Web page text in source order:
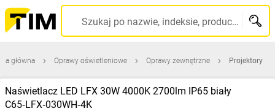
Szukaj po nazwie, indeksie, producencie, kodzie kreskowym...
główna Oprawy oświetleniowe Oprawy zewnętrzne Projektory
Naświetlacz LED LFX 30W 4000K 2700lm IP65 biały
C65‑LFX‑030WH‑4K